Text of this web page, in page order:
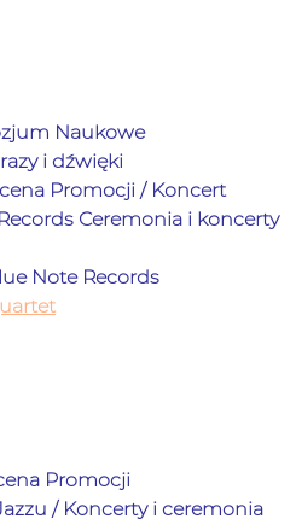
Naukowe
i dźwięki
Scena Promocji / Koncert
Records Ceremonia i
Blue Note Records
Promocji
Jazzu / Koncerty i